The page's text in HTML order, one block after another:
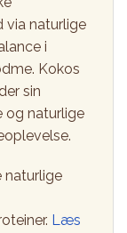
via naturlige
i
Kokos
sin
og naturlige
naturlige
Læs